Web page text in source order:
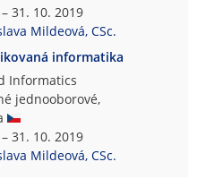
31. 10. 2019
Mildeová, CSc.
informatika
Informatics
jednooborové,
31. 10. 2019
Mildeová, CSc.